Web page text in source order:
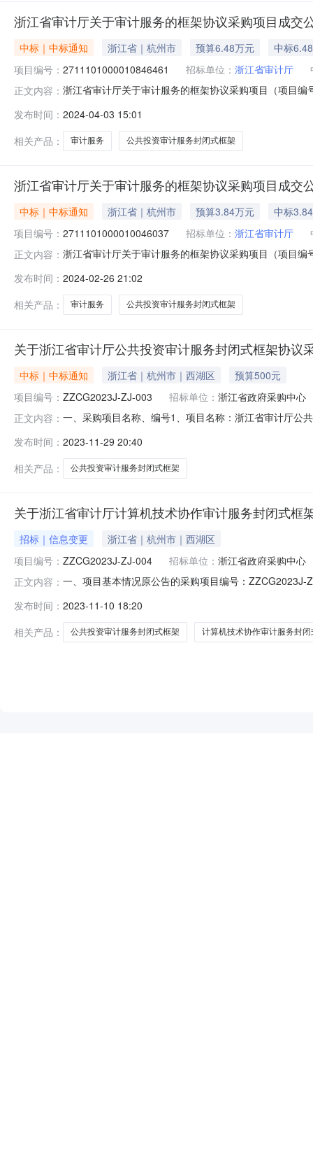
浙江省审计厅关于审计服务的框架协议采购项目成交
中标｜中标通知 浙江省｜杭州市 预算6.48万元
中标
项目编号： 2711101000010846461 招标单位： 浙江省审计厅
正文内容： 浙江省审计厅关于审计服务的框架协议采购项目（项目
划编码:339900项目所在行政区划名称:浙江省本级报价
发布时间： 2024-04-03 15:01
相关产品：
审计服务 公共投资审计服务封闭式框架
浙江省审计厅关于审计服务的框架协议采购项目成交
中标｜中标通知 浙江省｜杭州市 预算3.84万元
中标
项目编号： 2711101000010046037 招标单位： 浙江省审计厅
正文内容： 浙江省审计厅关于审计服务的框架协议采购项目（项目
划编码:339900项目所在行政区划名称:浙江省本级报价
发布时间： 2024-02-26 21:02
相关产品：
审计服务 公共投资审计服务封闭式框架
关于浙江省审计厅公共投资审计服务封闭式框架协议
中标｜中标通知 浙江省｜杭州市｜西湖区
预算500元
项目编号： ZZCG2023J-ZJ-003 招标单位： 浙江省政府采购中心
正文内容： 一、采购项目名称、编号1、项目名称：浙江省审计厅公
件2、废标结果：序号标项名称废标理由其他事项////四、
价标项
发布时间： 2023-11-29 20:40
相关产品：
公共投资审计服务封闭式框架
关于浙江省审计厅计算机技术协作审计服务封闭式框
招标｜信息变更
浙江省｜杭州市｜西湖区
项目编号： ZZCG2023J-ZJ-004 招标单位： 浙江省政府采购中心
正文内容： 一、项目基本情况原公告的采购项目编号：
民共和国政府采购法实施条例》《政府采购框架协议采
公开征集浙江省审计厅公共
发布时间： 2023-11-10 18:20
相关产品：
公共投资审计服务封闭式框架 计算机技术协作审计服务封闭